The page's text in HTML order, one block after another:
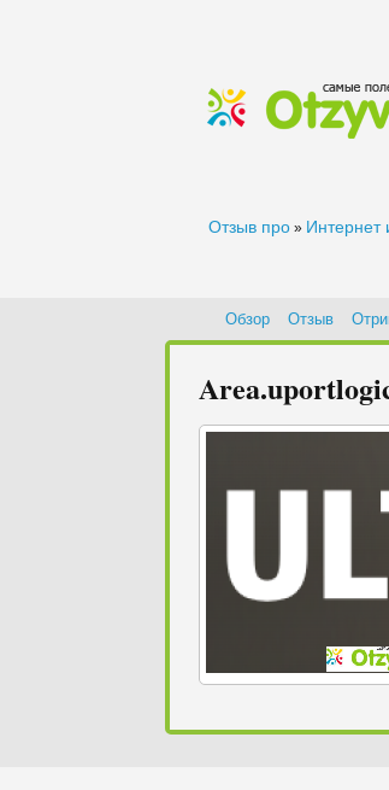
Отзыв про » Интернет
Обзор Отзыв